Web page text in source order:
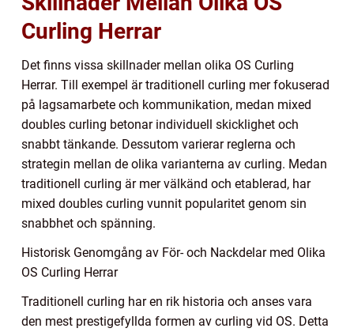
Curling Herrar
Det finns vissa skillnader mellan olika OS Curling
Herrar. Till exempel är traditionell curling mer fokuserad
på lagsamarbete och kommunikation, medan mixed
doubles curling betonar individuell skicklighet och
snabbt tänkande. Dessutom varierar reglerna och
strategin mellan de olika varianterna av curling. Medan
traditionell curling är mer välkänd och etablerad, har
mixed doubles curling vunnit popularitet genom sin
snabbhet och spänning.
Historisk Genomgång av För- och Nackdelar med Olika
OS Curling Herrar
Traditionell curling har en rik historia och anses vara
den mest prestigefyllda formen av curling vid OS. Detta